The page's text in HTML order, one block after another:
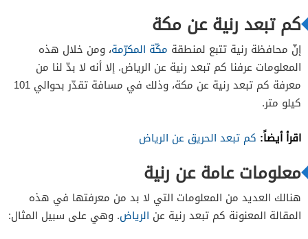
كم تبعد رنية عن مكة
إنّ محافظة رنية تتبع لمنطقة مكّة المكرّمة، ومن خلال هذه
المعلومات عرفنا كم تبعد رنية عن الرياض. إلا أنه لا بدّ لنا من
معرفة كم تبعد رنية عن مكة، وذلك في مسافة تقدّر بحوالي 101
كيلو متر.
اقرأ أيضاً: كم تبعد الحريق عن الرياض
معلومات عامة عن رنية
هنالك العديد من المعلومات التي لا بد من معرفتها في هذه
المقالة المعنونة كم تبعد رنية عن الرياض. وهي على سبيل المثال: